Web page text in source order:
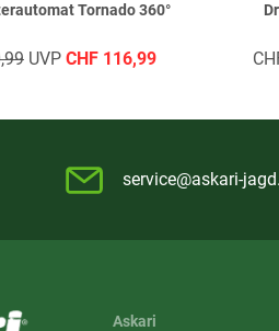
Tornado 360°
UVP CHF116,99
service@askari-
Askari